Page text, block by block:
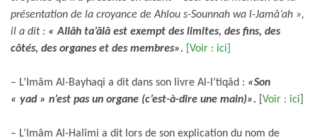
présentation de la croyance de Ahlou s-Sounnah wa l-Jamâ’ah »,
il a dit : « Allâh ta’âlâ est exempt des limites, des fins, des
côtés, des organes et des membres». [Voir : ici]
– L’Imâm Al-Bayhaqi a dit dans son livre Al-I’tiqâd : «Son
« yad » n’est pas un organe (c’est-à-dire une main)».
Voir : ici
– L’Imâm Al-Halîmi a dit lors de son explication du nom de